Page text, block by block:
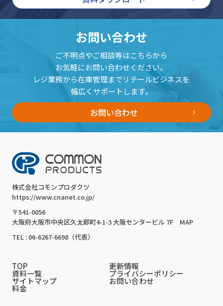
お問い合わせ
ご不明点やご相談等はこちらから
お気軽にお問い合わせください。
レジ業務から在庫管理までリテールビジネスを
幅広くサポートします。
お問い合わせ
株式会社コモンプロダクツ
https://www.cnanet.co.jp/
〒541-0056
大阪府大阪市中央区久太郎町4-1-3 大阪センタービル 7F
MAP
TEL : 06-6267-6698（代表）
TOP 更新情報
資料一覧 プライバシーポリシー
サイトマップ お問い合わせ
料金